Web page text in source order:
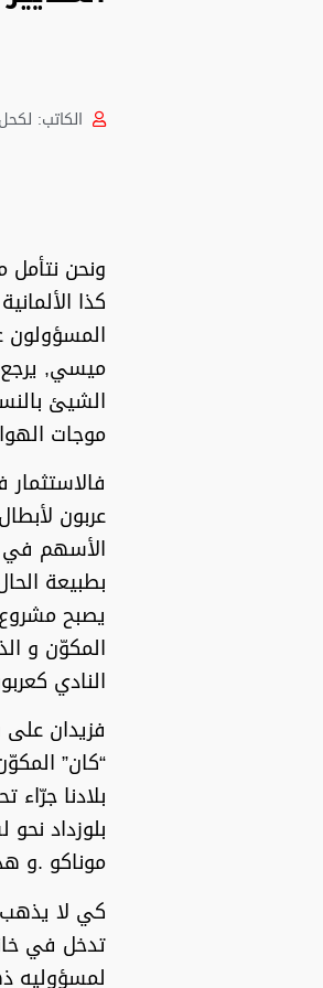
الكاتب:
ونحن نتأمل
كذا
المسؤولون
ميسي, يرجع
الشيئ
موجات
عربون
الأسهم في
بطبيعة
يصبح مشروع
المكوّن و
النادي
فزيدان
“كان”
بلادنا
بلوزداد
موناكو .و
كي لا
تدخل في
لمسؤوليه